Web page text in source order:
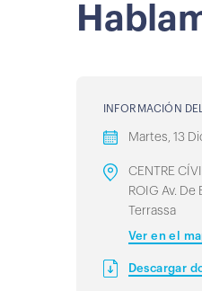
INFORMACIÓN
Martes, 13
CENTRE
ROIG Av. De
Terrassa
Ver en el
Descargar